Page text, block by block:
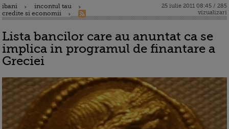
ibani
incontul tau
credite si economii
25 iulie 2011 08:45 / 285
vizualizari
Lista bancilor care au anuntat ca se
implica in programul de finantare a
Greciei